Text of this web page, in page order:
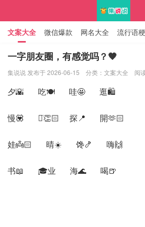
文案大全 微信爆款 网名大全 流行语梗
知识大全
一字朋友圈，有感觉吗？🧡
集说说 发布于 2026-06-15 分类： 文案大全 阅
夕🌇 吃🍽️ 哇🤩 逛🛍️
慢💟 棒̈‎👏🏻 探📍 開🫶🏻
娃👼🏻 晴☀️ 馋🍤 嗨🙌
书📖 🎓业 海🌊 喝🍺